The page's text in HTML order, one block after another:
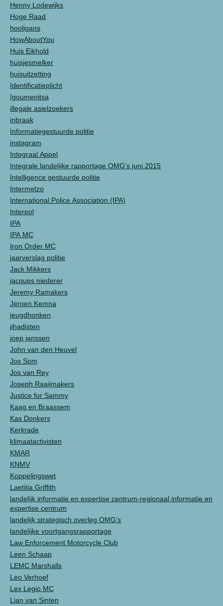
Henny Lodewijks
Hoge Raad
hooligans
HowAboutYou
Huis Eikhold
huisjesmelker
huisuitzetting
Identificatieplicht
Igoumenitsa
illegale asielzoekers
inbraak
Informatiegestuurde politie
instagram
Integraal Appel
Integrale landelijke rapportage OMG’s juni 2015
Intelligence gestuurde politie
Intermetzo
International Police Association (IPA)
Interpol
IPA
IPA MC
Iron Order MC
jaarverslag politie
Jack Mikkers
jacques niederer
Jeremy Ramakers
Jeroen Kemna
jeugdhonken
jihadisten
joep janssen
John van den Heuvel
Jos Som
Jos van Rey
Joseph Raaijmakers
Justice for Sammy
Kaag en Braassem
Kas Donkers
Kerkrade
klimaatactivisten
KMAR
KNMV
Koppelingswet
Laetitia Griffith
landelijk informatie en expertise centrum-regionaal informatie en
expertise centrum
landelijk strategisch overleg OMG's
landelijke voortgangsrapportage
Law Enforcement Motorcycle Club
Leen Schaap
LEMC Marshalls
Leo Verhoef
Lex Legio MC
Lian van Sinten